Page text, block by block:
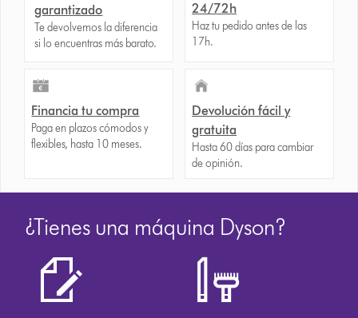
garantizado
Te devolvemos la diferencia
si lo encuentras más barato.
24/72h
Haz tu pedido antes de las
17h.
Financia tu compra
Paga en plazos cómodos y
flexibles, hasta 10 meses.
Devolución fácil y
gratuita
Hasta 60 días para cambiar
de opinión.
¿Tienes una máquina Dyson?